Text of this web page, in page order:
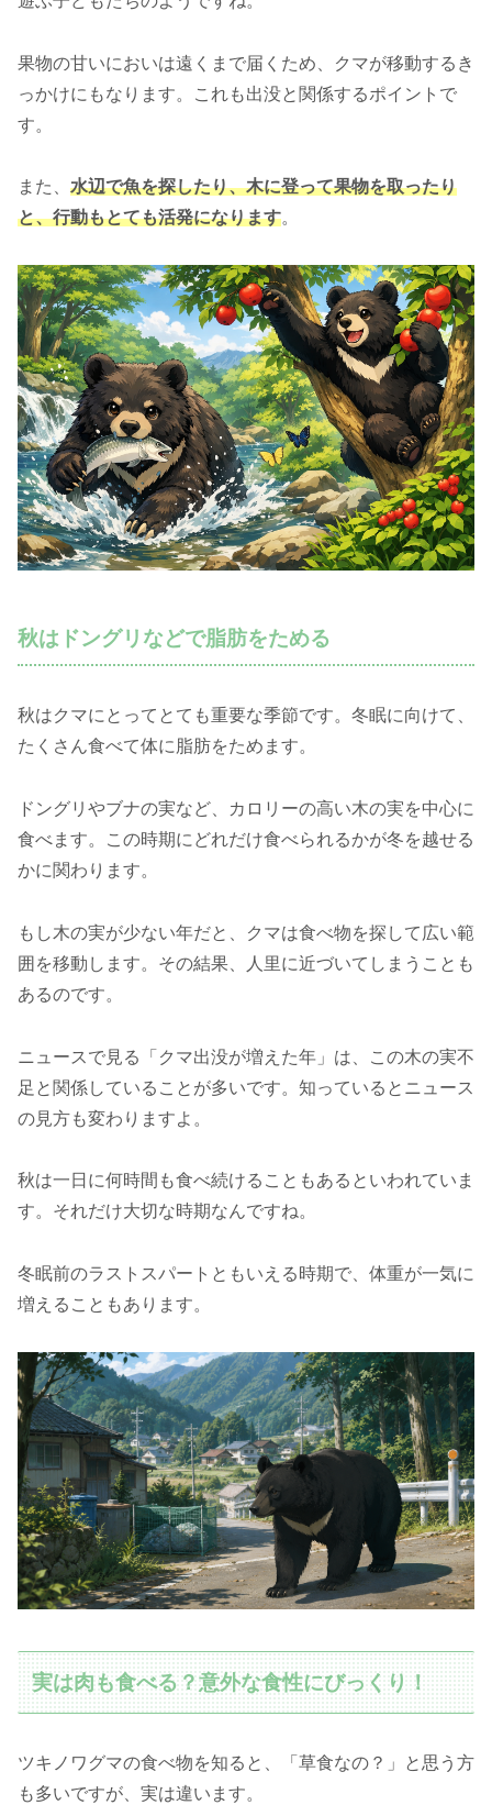
果物の甘いにおいは遠くまで届くため、クマが移動するき
っかけにもなります。これも出没と関係するポイントで
す。
また、 水辺で魚を探したり、木に登って果物を取ったり
と、行動もとても活発になります。
秋はドングリなどで脂肪をためる
秋はクマにとってとても重要な季節です。冬眠に向けて、
たくさん食べて体に脂肪をためます。
ドングリやブナの実など、カロリーの高い木の実を中心に
食べます。この時期にどれだけ食べられるかが冬を越せる
かに関わります。
もし木の実が少ない年だと、クマは食べ物を探して広い範
囲を移動します。その結果、人里に近づいてしまうことも
あるのです。
ニュースで見る「クマ出没が増えた年」は、この木の実不
足と関係していることが多いです。知っているとニュース
の見方も変わりますよ。
秋は一日に何時間も食べ続けることもあるといわれていま
す。それだけ大切な時期なんですね。
冬眠前のラストスパートともいえる時期で、体重が一気に
増えることもあります。
実は肉も食べる？意外な食性にびっくり！
ツキノワグマの食べ物を知ると、「草食なの？」と思う方
も多いですが、実は違います。